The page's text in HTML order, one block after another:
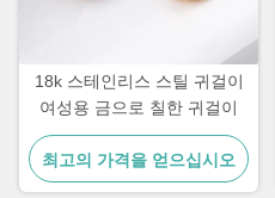
18k 스테인리스 스틸 귀걸이
여성용 금으로 칠한 귀걸이
최고의 가격을 얻으십시오